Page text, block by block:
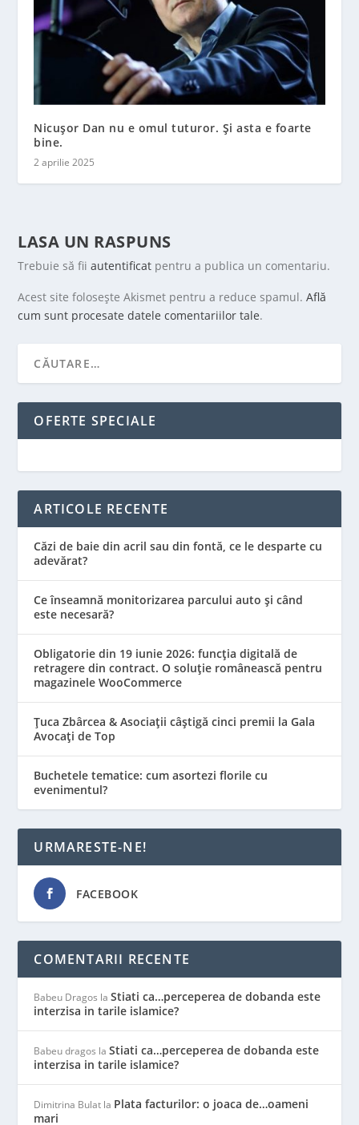
Nicușor Dan nu e omul tuturor. Și asta e foarte
bine.
2 aprilie 2025
LASA UN RASPUNS
Trebuie să fiiautentificat pentru a publica un comentariu.
Acest site folosește Akismet pentru a reduce spamul.Află
cum sunt procesate datele comentariilor tale.
OFERTE SPECIALE
ARTICOLE RECENTE
Căzi de baie din acril sau din fontă, ce le desparte cu
adevărat?
Ce înseamnă monitorizarea parcului auto și când
este necesară?
Obligatorie din 19 iunie 2026: funcția digitală de
retragere din contract. O soluție românească pentru
magazinele WooCommerce
Țuca Zbârcea & Asociații câștigă cinci premii la Gala
Avocați de Top
Buchetele tematice: cum asortezi florile cu
evenimentul?
URMARESTE-NE!
FACEBOOK
COMENTARII RECENTE
Babeu Dragos laStiati ca…perceperea de dobanda este
interzisa in tarile islamice?
Babeu dragos laStiati ca…perceperea de dobanda este
interzisa in tarile islamice?
Dimitrina Bulat la Plata facturilor: o joaca de…oameni
mari